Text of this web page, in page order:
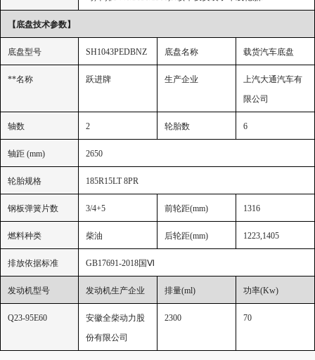
【底盘技术参数】
底盘型号 SH1043PEDBNZ 底盘名称 载货汽车底盘
**名称 跃进牌 生产企业
上汽大通汽车有
限公司
轴数 2 轮胎数 6
轴距 (mm) 2650
轮胎规格 185R15LT 8PR
钢板弹簧片数 3/4+5 前轮距(mm) 1316
燃料种类 柴油 后轮距(mm) 1223,1405
排放依据标准 GB17691-2018国Ⅵ
发动机型号 发动机生产企业 排量(ml) 功率(Kw)
Q23-95E60
安徽全柴动力股
份有限公司
2300 70